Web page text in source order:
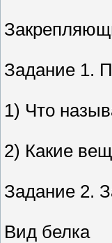
Задание 1.
1) Что
2) Какие
Задание 2.
Вид белка